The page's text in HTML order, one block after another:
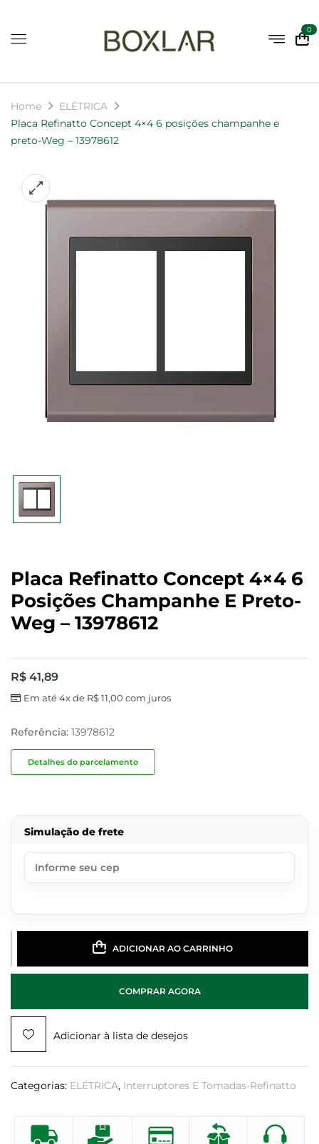
0
Home
ELÉTRICA
Placa Refinatto Concept 4×4 6 posições champanhe e
preto-Weg – 13978612
Placa Refinatto Concept 4×4 6
Posições Champanhe E Preto-
Weg – 13978612
R$ 41,89
Em até 4x de R$11,00 com juros
Referência: 13978612
Detalhes do parcelamento
Simulação de frete
ADICIONAR AO CARRINHO
COMPRAR AGORA
Adicionar à lista de desejos
Categorias: ELÉTRICA, Interruptores E Tomadas-Refinatto